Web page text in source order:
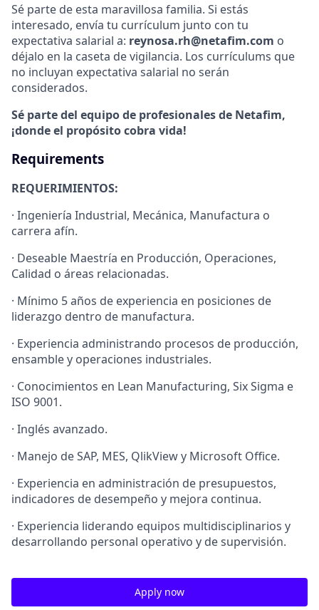
Sé parte de esta maravillosa familia. Si estás
interesado, envía tu currículum junto con tu
expectativa salarial a: reynosa.rh@netafim.com o
déjalo en la caseta de vigilancia. Los currículums que
no incluyan expectativa salarial no serán
considerados.
Sé parte del equipo de profesionales de Netafim,
¡donde el propósito cobra vida!
Requirements
REQUERIMIENTOS:
· Ingeniería Industrial, Mecánica, Manufactura o
carrera afín.
· Deseable Maestría en Producción, Operaciones,
Calidad o áreas relacionadas.
· Mínimo 5 años de experiencia en posiciones de
liderazgo dentro de manufactura.
· Experiencia administrando procesos de producción,
ensamble y operaciones industriales.
· Conocimientos en Lean Manufacturing, Six Sigma e
ISO 9001.
· Inglés avanzado.
· Manejo de SAP, MES, QlikView y Microsoft Office.
· Experiencia en administración de presupuestos,
indicadores de desempeño y mejora continua.
· Experiencia liderando equipos multidisciplinarios y
desarrollando personal operativo y de supervisión.
Apply now